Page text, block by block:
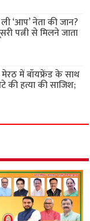
‘आप’ नेता की जान?
पत्नी से मिलने जाता
मेरठ में बॉयफ्रेंड के साथ
की हत्या की साजिश;